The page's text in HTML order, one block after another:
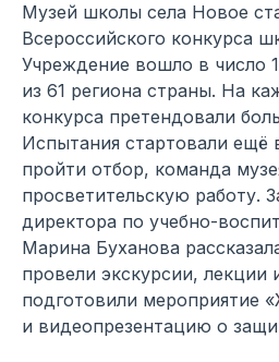
Музей школы села Новое
Всероссийского конкурса
Учреждение вошло в число
из 61 региона страны. На
конкурса претендовали
Испытания стартовали ещё
пройти отбор, команда
просветительскую работу.
директора по учебно-
Марина Буханова
провели экскурсии, лекции
подготовили мероприятие
и видеопрезентацию о